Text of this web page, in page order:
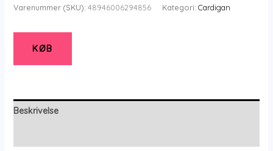
Varenummer (SKU): 48946006294856 Kategori: Cardigan
KØB
Beskrivelse